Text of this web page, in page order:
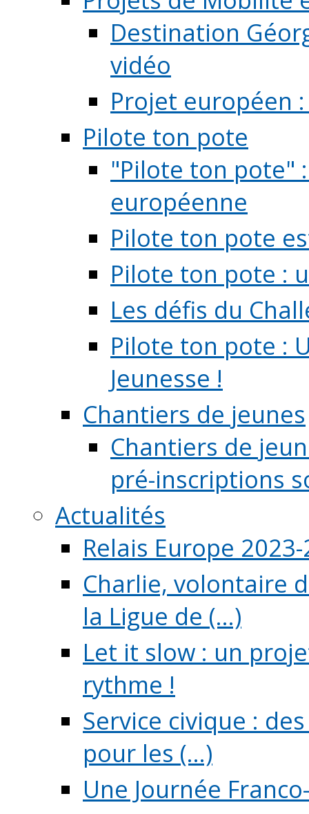
Destination
vidéo
Projet européen
Pilote ton pote
"Pilote ton pote"
européenne
Pilote ton pote
Pilote ton pote :
Les défis du
Pilote ton pote :
Jeunesse !
Chantiers de jeunes
Chantiers de
pré-inscriptions
Actualités
Relais Europe
Charlie, volontaire
la Ligue de (...)
Let it slow : un
rythme !
Service civique :
pour les (...)
Une Journée